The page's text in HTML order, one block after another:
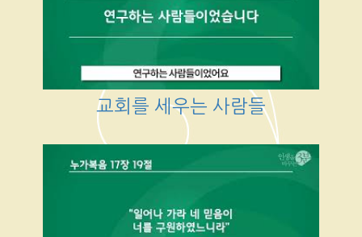
교회를 세우는 사람들